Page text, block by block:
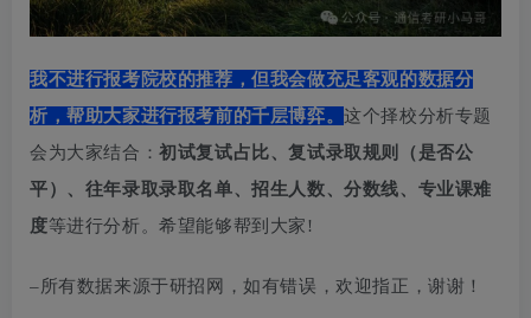
我不进行报考院校的推荐，但我会做充足客观的数据分
析，帮助大家进行报考前的千层博弈。这个择校分析专题
会为大家结合：初试复试占比、复试录取规则（是否公
平）、往年录取录取名单、招生人数、分数线、专业课难
度等进行分析。希望能够帮到大家!
–所有数据来源于研招网，如有错误，欢迎指正，谢谢！